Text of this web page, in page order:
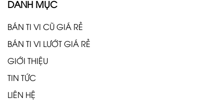
DANH MỤC
BÁN TI VI CŨ GIÁ RẺ
BÁN TI VI LƯỚT GIÁ RẺ
GIỚI THIỆU
TIN TỨC
LIÊN HỆ